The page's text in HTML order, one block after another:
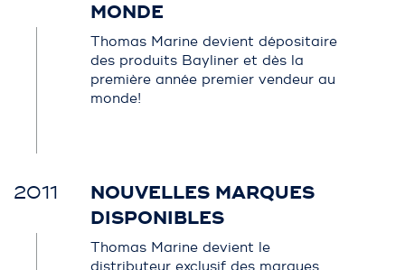
MONDE
Thomas Marine devient dépositaire
des produits Bayliner et dès la
première année premier vendeur au
monde!
NOUVELLES MARQUES
DISPONIBLES
2011
Thomas Marine devient le